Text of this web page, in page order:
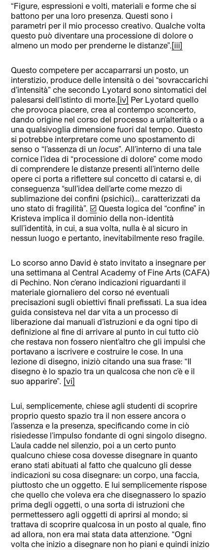
“Figure, espressioni e volti, materiali e forme che si
battono per una loro presenza. Questi sono i
parametri per il mio processo creativo. Qualche volta
questo può diventare una processione di dolore o
almeno un modo per prenderne le distanze”. [iii]
Questo competere per accaparrarsi un posto, un
interstizio, produce delle intensità o dei “sovraccarichi
d’intensità” che secondo Lyotard sono sintomatici del
palesarsi dell’istinto di morte. [iv] Per Lyotard quello
che provoca piacere, crea al contempo sconcerto,
dando origine nel corso del processo a un’alterità o a
una qualsivoglia dimensione fuori dal tempo. Questo
si potrebbe interpretare come uno spostamento di
senso o “l’assenza di unlocus”. All’interno di una tale
cornice l’idea di “processione di dolore” come modo
di comprendere le distanze presenti all’interno delle
opere ci porta a riflettere sul concetto di catarsi e, di
conseguenza “sull’idea dell’arte come mezzo di
sublimazione dei confini (psichici)… caratterizzati da
uno stato di fragilità”. [v] Questa logica del “confine” in
Kristeva implica il dominio della non-identità
sull’identità, in cui, a sua volta, nulla è al sicuro in
nessun luogo e pertanto, inevitabilmente reso fragile.
Lo scorso anno David è stato invitato a insegnare per
una settimana al Central Academy of Fine Arts (CAFA)
di Pechino. Non c’erano indicazioni riguardanti il
materiale giornaliero del corso né eventuali
precisazioni sugli obiettivi finali prefissati. La sua idea
guida consisteva nel dar vita a un processo di
liberazione dai manuali d’istruzioni e da ogni tipo di
definizione al fine di arrivare al punto in cui tutto ciò
che restava non fossero nient’altro che gli impulsi che
portavano a iscrivere e costruire le cose. In una
lezione di disegno, iniziò citando una sua frase: “Il
disegno è lo spazio tra un qualcosa che non c’è e il
suo apparire” [vi]
Lui, semplicemente, chiese agli studenti di scoprire
proprio questo spazio tra il non essere ancora o
l’assenza e la presenza, specificando come in ciò
risiedesse l’impulso fondante di ogni singolo disegno.
L’aula cadde nel silenzio, poi a un certo punto
qualcuno chiese cosa dovesse disegnare in quanto
erano stati abituati al fatto che qualcuno gli desse
indicazioni su cosa disegnare: un corpo, una faccia,
piuttosto che un oggetto. E lui semplicemente rispose
che quello che voleva era che disegnassero lo spazio
prima degli oggetti, o una sorta di istruzioni che
permettessero agli oggetti di aprirsi al mondo; si
trattava di scoprire qualcosa in un posto al quale, fino
ad allora, non era mai stata data attenzione. “Ogni
volta che inizio a disegnare non ho piani e quindi inizio